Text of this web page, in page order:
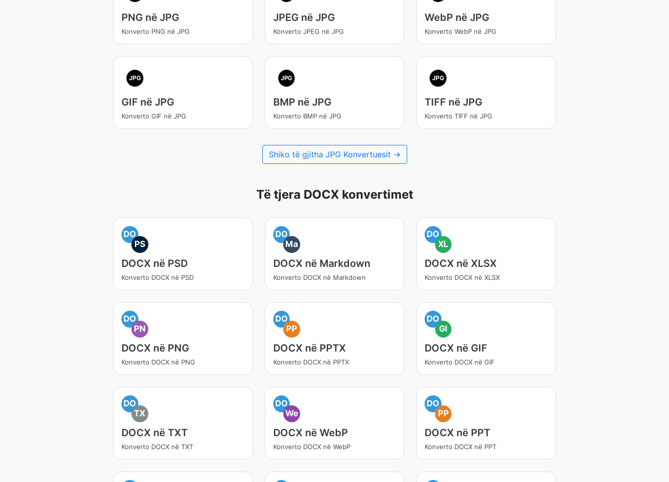
PNG në JPG
Konverto PNG në JPG
JPEG në JPG
Konverto JPEG në JPG
WebP në JPG
Konverto WebP në JPG
JPG
GIF në JPG
Konverto GIF në JPG
JPG
BMP në JPG
Konverto BMP në JPG
JPG
TIFF në JPG
Konverto TIFF në JPG
Shiko të gjitha JPG Konvertuesit →
Të tjera DOCX konvertimet
DO
PS
DOCX në PSD
Konverto DOCX në PSD
DO
Ma
DOCX në Markdown
Konverto DOCX në Markdown
DO
XL
DOCX në XLSX
Konverto DOCX në XLSX
DO
PN
DOCX në PNG
Konverto DOCX në PNG
DO
PP
DOCX në PPTX
Konverto DOCX në PPTX
DO
GI
DOCX në GIF
Konverto DOCX në GIF
DO
TX
DOCX në TXT
Konverto DOCX në TXT
DO
We
DOCX në WebP
Konverto DOCX në WebP
DO
PP
DOCX në PPT
Konverto DOCX në PPT